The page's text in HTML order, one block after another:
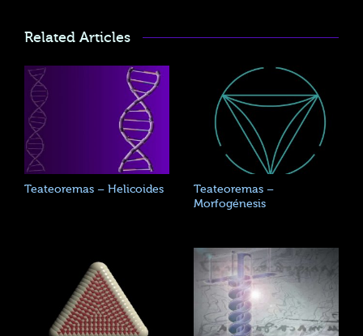
Related Articles
Teateoremas – Helicoides
Teateoremas –
Morfogénesis